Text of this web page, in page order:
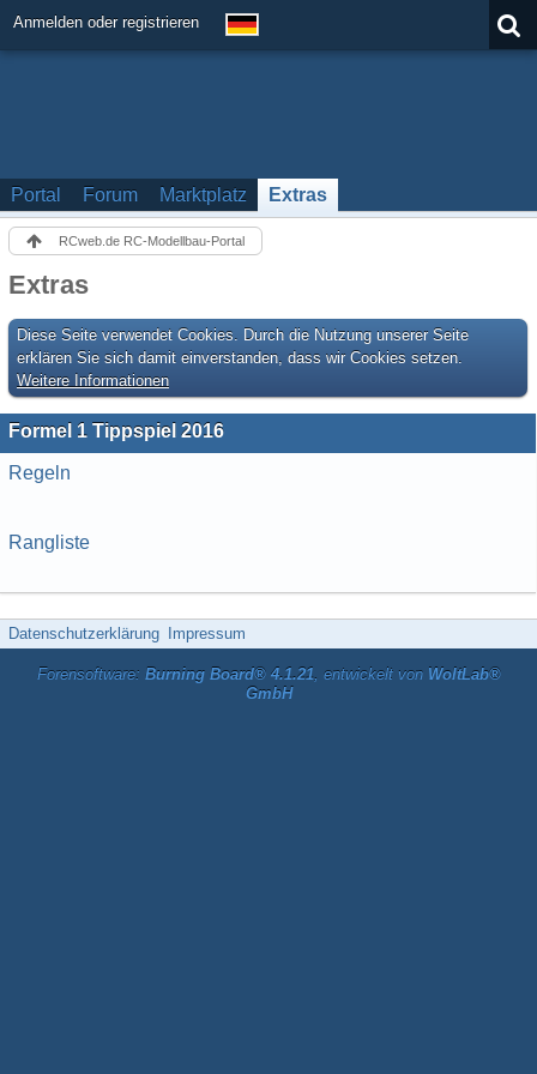
Anmelden oder registrieren
Portal Forum Marktplatz Extras
RCweb.de RC-Modellbau-Portal
Extras
Diese Seite verwendet Cookies. Durch die Nutzung unserer Seite
erklären Sie sich damit einverstanden, dass wir Cookies setzen.
Weitere Informationen
Formel 1 Tippspiel 2016
Regeln
Rangliste
Datenschutzerklärung Impressum
Forensoftware: Burning Board® 4.1.21, entwickelt von WoltLab®
GmbH